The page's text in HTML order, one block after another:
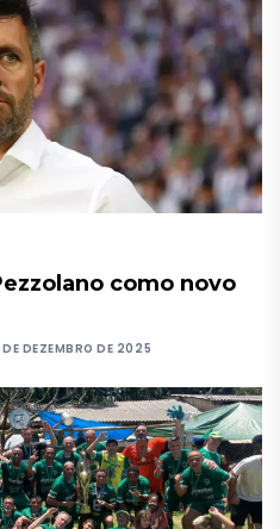
como novo
DE DEZEMBRO DE 2025